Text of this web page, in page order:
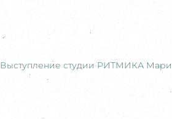
Выступление студии РИТМИКА